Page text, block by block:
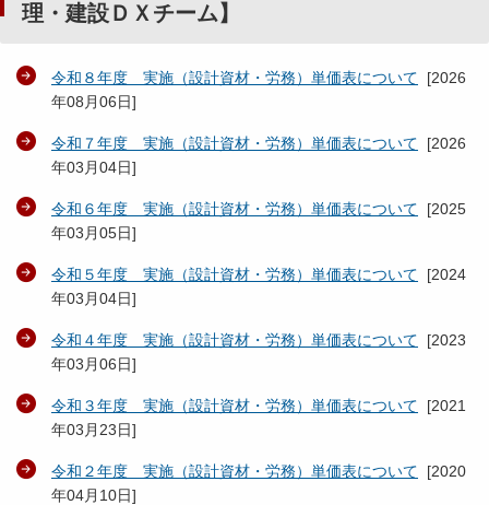
理・建設ＤＸチーム】
令和８年度 実施（設計資材・労務）単価表について [2026
年08月06日]
令和７年度 実施（設計資材・労務）単価表について [2026
年03月04日]
令和６年度 実施（設計資材・労務）単価表について [2025
年03月05日]
令和５年度 実施（設計資材・労務）単価表について [2024
年03月04日]
令和４年度 実施（設計資材・労務）単価表について [2023
年03月06日]
令和３年度 実施（設計資材・労務）単価表について [2021
年03月23日]
令和２年度 実施（設計資材・労務）単価表について [2020
年04月10日]